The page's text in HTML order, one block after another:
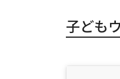
子ども